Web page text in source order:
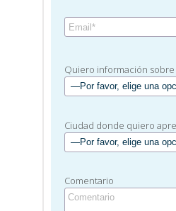
Quiero información
Ciudad donde quiero
Comentario